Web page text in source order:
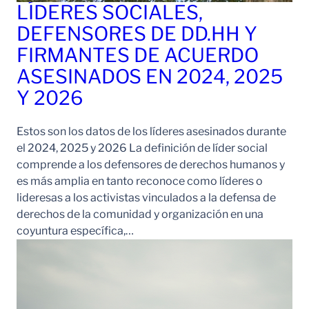
LÍDERES SOCIALES,
DEFENSORES DE DD.HH Y
FIRMANTES DE ACUERDO
ASESINADOS EN 2024, 2025
Y 2026
Estos son los datos de los líderes asesinados durante
el 2024, 2025 y 2026 La definición de líder social
comprende a los defensores de derechos humanos y
es más amplia en tanto reconoce como líderes o
lideresas a los activistas vinculados a la defensa de
derechos de la comunidad y organización en una
coyuntura específica,…